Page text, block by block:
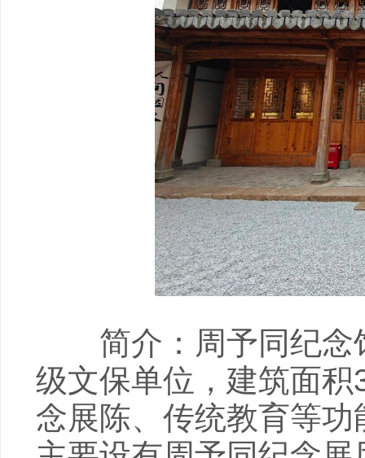
简介：周予同纪念
级文保单位，建筑面
念展陈、传统教育等